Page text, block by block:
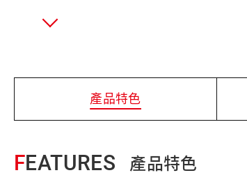
產品特色
FEATURES 產品特色